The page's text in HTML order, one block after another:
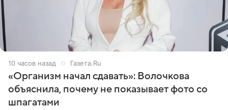
10 часов назад Газета.Ru
«Организм начал сдавать»: Волочкова
объяснила, почему не показывает фото со
шпагатами